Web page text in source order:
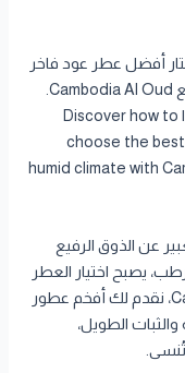
أفضل عطر عود فاخر
نصائح خبراء لاختيار العطر الكمبودي المثالي. | Discover how to
choose the best
humid climate with
عن الذوق الرفيع
يصبح اختيار العطر
المناسب تحدياً حقيقياً. مع Cambodia Al Oud، نقدم لك أفخم عطور
والثبات الطويل،